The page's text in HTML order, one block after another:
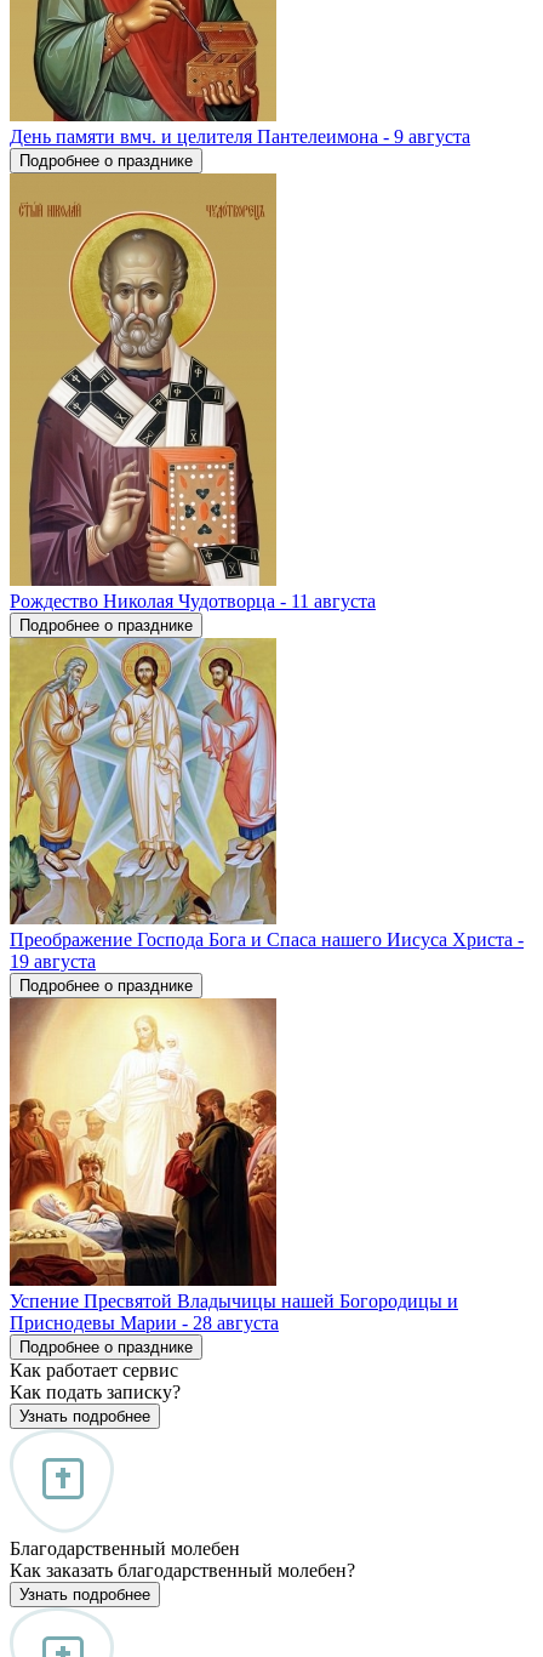
День памяти вмч. и целителя Пантелеимона - 9 августа
Подробнее о празднике
Рождество Николая Чудотворца - 11 августа
Подробнее о празднике
Преображение Господа Бога и Спаса нашего Иисуса Христа -
19 августа
Подробнее о празднике
Успение Пресвятой Владычицы нашей Богородицы и
Приснодевы Марии - 28 августа
Подробнее о празднике
Как работает сервис
Как подать записку?
Узнать подробнее
Благодарственный молебен
Как заказать благодарственный молебен?
Узнать подробнее